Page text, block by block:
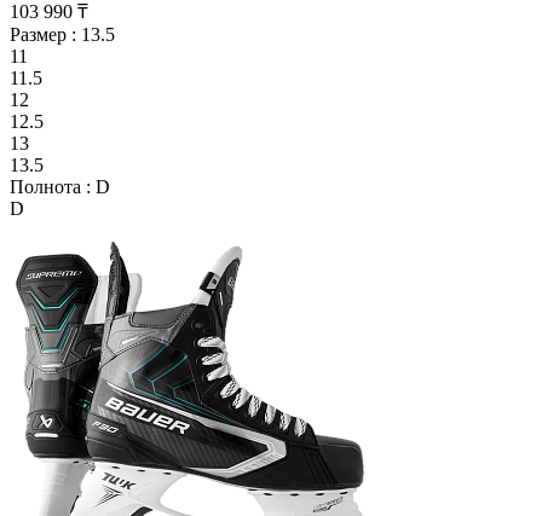
103 990 ₸
Размер : 13.5
11
11.5
12
12.5
13
13.5
Полнота : D
D